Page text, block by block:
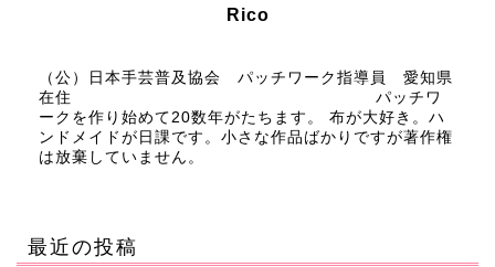
Rico
（公）日本手芸普及協会 パッチワーク指導員 愛知県
在住 パッチワ
ークを作り始めて20数年がたちます。 布が大好き。ハ
ンドメイドが日課です。小さな作品ばかりですが著作権
は放棄していません。
最近の投稿